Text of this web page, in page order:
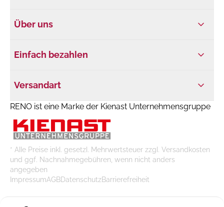
Über uns
Einfach bezahlen
Versandart
RENO ist eine Marke der Kienast Unternehmensgruppe
* Alle Preise inkl. gesetzl. Mehrwertsteuer zzgl. Versandkosten
und ggf. Nachnahmegebühren, wenn nicht anders
angegeben
ImpressumAGBDatenschutzBarrierefreiheit